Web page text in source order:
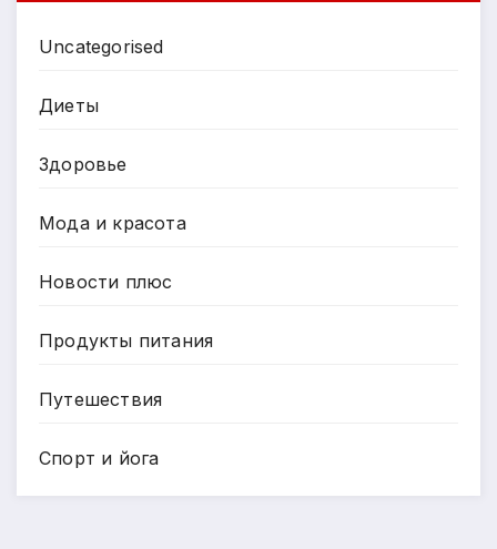
Uncategorised
Диеты
Здоровье
Мода и красота
Новости плюс
Продукты питания
Путешествия
Спорт и йога